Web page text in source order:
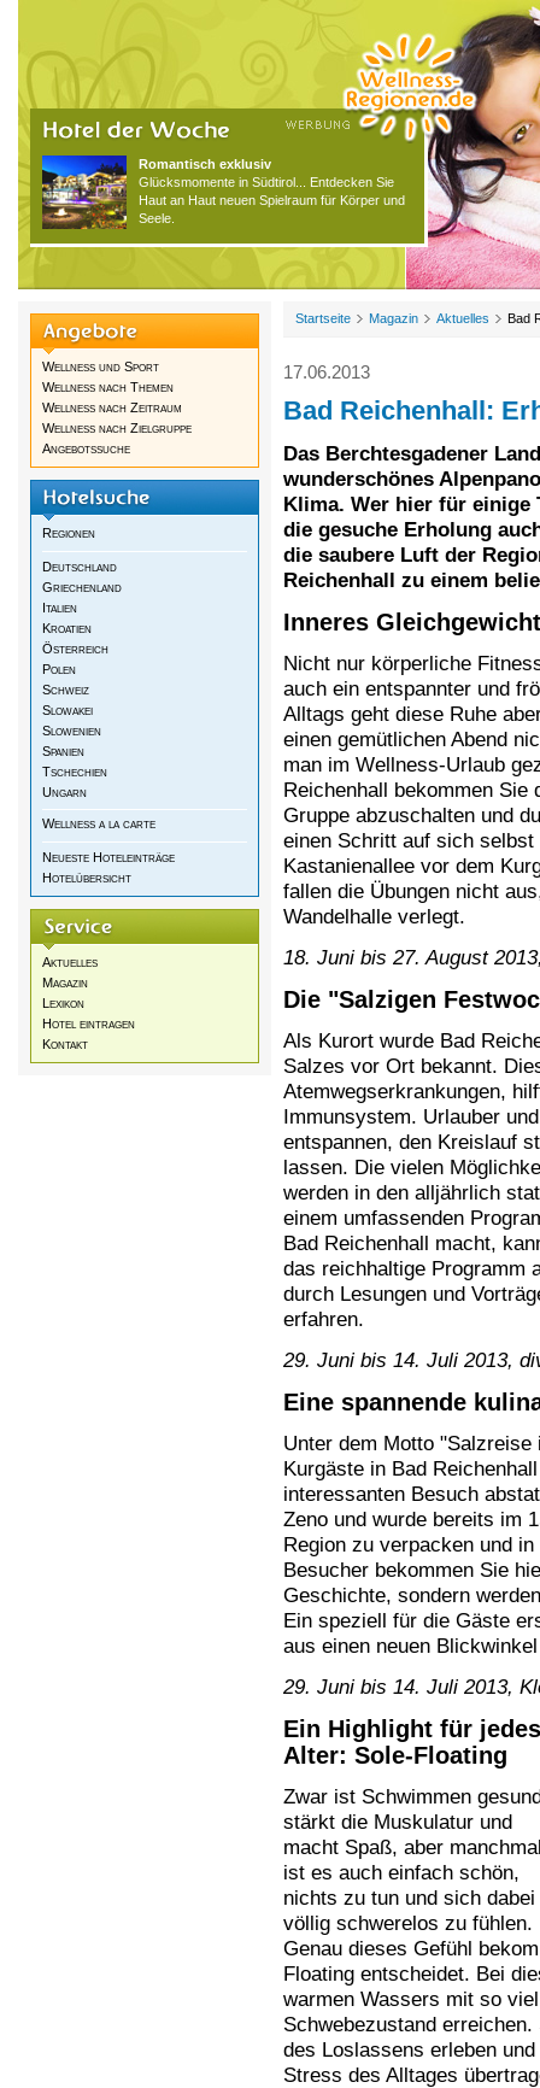
Romantisch exklusiv
Glücksmomente in Südtirol... Entdecken Sie
Haut an Haut neuen Spielraum für Körper und
Seele.
Wellness und Sport
Wellness nach Themen
Wellness nach Zeitraum
Wellness nach Zielgruppe
Angebotssuche
Regionen
Deutschland
Griechenland
Italien
Kroatien
Österreich
Polen
Schweiz
Slowakei
Slowenien
Spanien
Tschechien
Ungarn
Wellness a la carte
Neueste Hoteleinträge
Hotelübersicht
Aktuelles
Magazin
Lexikon
Hotel eintragen
Kontakt
Startseite Magazin Aktuelles Bad
17.06.2013
Bad Reichenhall:
Das Berchtesgadener
wunderschönes
Klima. Wer hier für einige
die gesuche Erholung
die saubere Luft der
Reichenhall zu einem
Inneres
Nicht nur körperliche
auch ein entspannter und
Alltags geht diese Ruhe
einen gemütlichen Abend
man im Wellness-Urlaub
Reichenhall bekommen Sie
Gruppe abzuschalten und
einen Schritt auf sich
Kastanienallee vor dem
fallen die Übungen nicht
Wandelhalle verlegt.
18. Juni bis 27. August
Die "Salzigen
Als Kurort wurde Bad
Salzes vor Ort bekannt.
Atemwegserkrankungen,
Immunsystem. Urlauber
entspannen, den Kreislauf
lassen. Die vielen
werden in den alljährlich
einem umfassenden
Bad Reichenhall macht,
das reichhaltige Programm
durch Lesungen und
erfahren.
29. Juni bis 14. Juli 2013,
Eine spannende
Unter dem Motto
Kurgäste in Bad
interessanten Besuch
Zeno und wurde bereits im
Region zu verpacken und
Besucher bekommen Sie
Geschichte, sondern
Ein speziell für die Gäste
aus einen neuen
29. Juni bis 14. Juli 2013,
Ein Highlight für jedes
Alter: Sole-Floating
Zwar ist Schwimmen
stärkt die Muskulatur und
macht Spaß, aber
ist es auch einfach schön,
nichts zu tun und sich dabei
völlig schwerelos zu fühlen.
Genau dieses Gefühl
Floating entscheidet. Bei
warmen Wassers mit so
Schwebezustand
des Loslassens erleben
Stress des Alltages